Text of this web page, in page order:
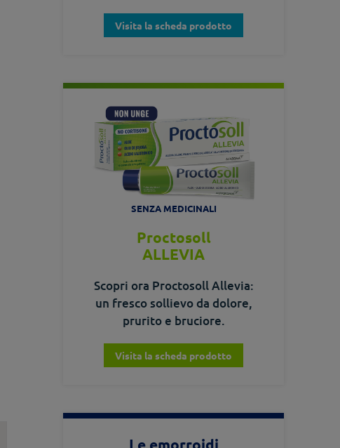
Visita la scheda prodotto
SENZA MEDICINALI
Proctosoll
ALLEVIA
Scopri ora Proctosoll Allevia:
un fresco sollievo da dolore,
prurito e bruciore.
Visita la scheda prodotto